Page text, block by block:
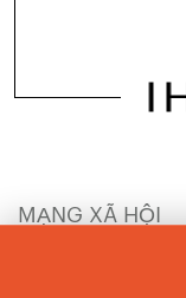
MẠNG XÃ HỘI